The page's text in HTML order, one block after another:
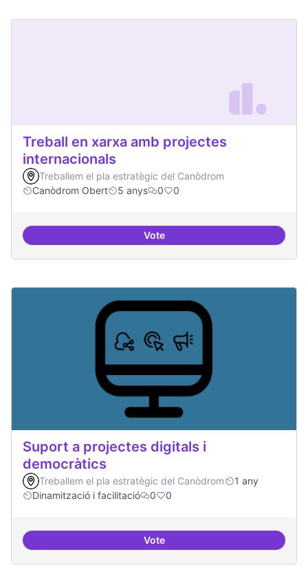
Treball en xarxa amb projectes
internacionals
Treballem el pla estratègic del Canòdrom
Canòdrom Obert
5 anys 0 0
VoteTreball en xarxa amb projectes
Suport a projectes digitals i
democràtics
Treballem el pla estratègic del Canòdrom
1 any
Dinamització i facilitació
0 0
VoteSuport a projectes digitals i